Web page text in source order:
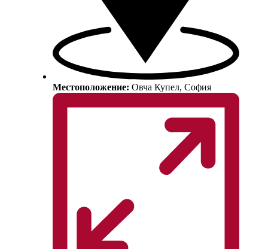
Местоположение: Овча Купел, София